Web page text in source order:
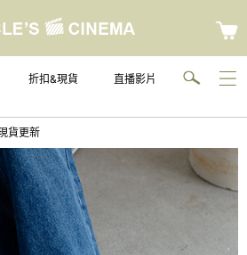
折扣&現貨 直播影片
貨更新